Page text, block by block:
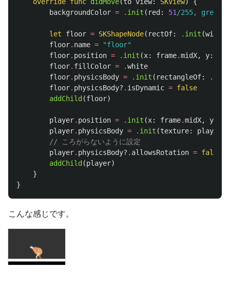
backgroundColor = . init ( red : 51 /255, green:
let floor = SKShapeNode( rectOf: . init (width
floor. name =
"floor"
floor. position = . init (x: frame.midX, y:
floor. fillColor = .white
floor. physicsBody = . init ( rectangleOf: .
floor. physicsBody? . isDynamic = false
addChild (floor)
player. position = . init (x: frame.midX, y
player. physicsBody = . init (texture: player
// ころがらないように設定
player. physicsBody? . allowsRotation = false
addChild (player)
}
}
こんな感じです。